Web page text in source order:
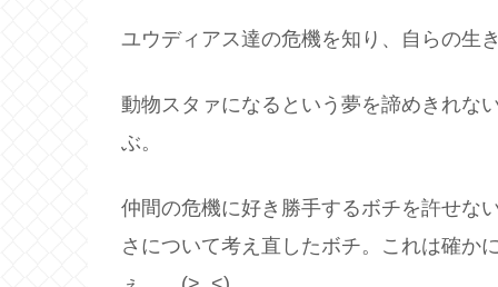
ユウディアス達の危機を知り、自らの生
動物スタァになるという夢を諦めきれな
ぶ。
仲間の危機に好き勝手するボチを許せな
さについて考え直したボチ。これは確か